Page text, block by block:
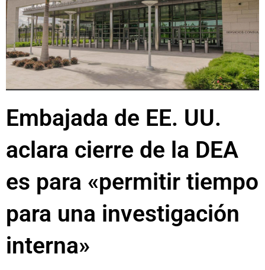
Embajada de EE. UU.
aclara cierre de la DEA
es para «permitir tiempo
para una investigación
interna»